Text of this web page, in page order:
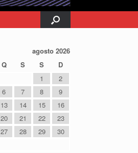
agosto 2026
Q S S
D
1
2
6 7 8
9
13 14 15
16
20 21 22
23
27 28 29
30